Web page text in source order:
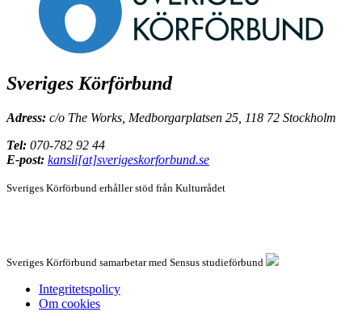
Sveriges Körförbund
Adress: c/o The Works, Medborgarplatsen 25, 118 72 Stockholm
Tel: 070-782 92 44
E-post: kansli[at]sverigeskorforbund.se
Sveriges Körförbund erhåller stöd från Kulturrådet
Sveriges Körförbund samarbetar med Sensus studieförbund
Integritetspolicy
Om cookies